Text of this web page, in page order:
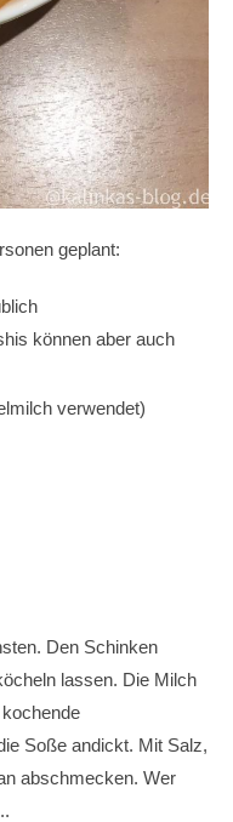
geplant:
können aber auch
verwendet)
Den Schinken
lassen. Die Milch
Soße andickt. Mit Salz,
abschmecken. Wer